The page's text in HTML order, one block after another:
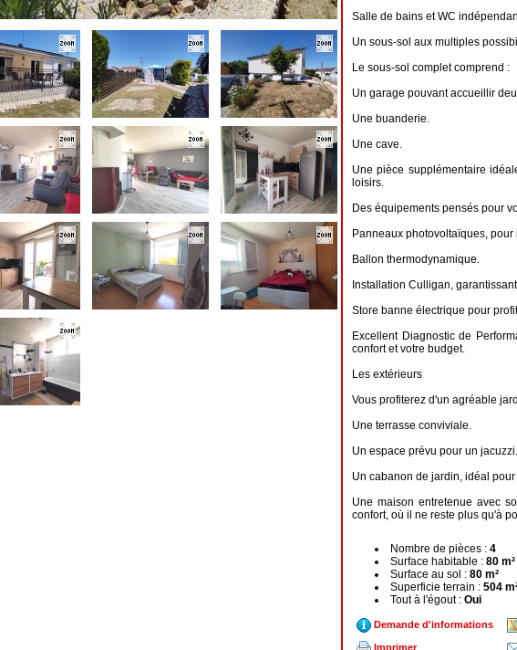
Salle de bains et WC
Un sous-sol aux multiples
Le sous-sol complet comprend :
Un garage pouvant accueillir
Une buanderie.
Une cave.
Une pièce supplémentaire
loisirs.
Des équipements pensés pour
Panneaux photovoltaïques,
Ballon thermodynamique.
Installation Culligan,
Store banne électrique pour
Excellent Diagnostic de
confort et votre budget.
Les extérieurs
Vous profiterez d'un agréable
Une terrasse conviviale.
Un espace prévu pour un jacuzzi.
Un cabanon de jardin, idéal
Une maison entretenue avec
confort, où il ne reste plus qu'à
Nombre de pièces : 4
Surface habitable : 80 m²
Surface au sol : 80 m²
Superficie terrain : 504
Tout à l'égout : Oui
Demande d'informations
Imprimer